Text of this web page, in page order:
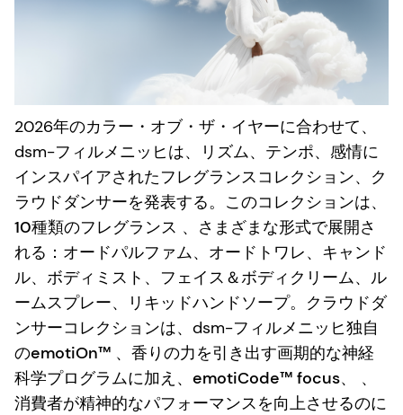
2026年のカラー・オブ・ザ・イヤーに合わせて、
dsm-フィルメニッヒは、リズム、テンポ、感情に
インスパイアされたフレグランスコレクション、 ク
ラウドダンサーを発表する。このコレクションは、
10種類のフレグランス 、さまざまな形式で展開さ
れる：オードパルファム、オードトワレ、キャンド
ル、ボディミスト、フェイス＆ボディクリーム、ル
ームスプレー、リキッドハンドソープ。クラウドダ
ンサーコレクションは、dsm-フィルメニッヒ独自
のemotiOn™ 、香りの力を引き出す画期的な神経
科学プログラムに加え、 emotiCode™ focus、
、
消費者が精神的なパフォーマンスを向上させるのに